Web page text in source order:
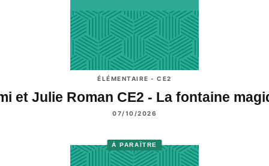
ÉLÉMENTAIRE - CE2
et Julie Roman CE2 - La fontaine
07/10/2026
À PARAÎTRE